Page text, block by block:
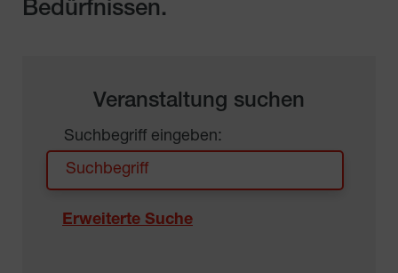
Bedürfnissen.
Veranstaltung suchen
Suchbegriff eingeben:
Erweiterte Suche